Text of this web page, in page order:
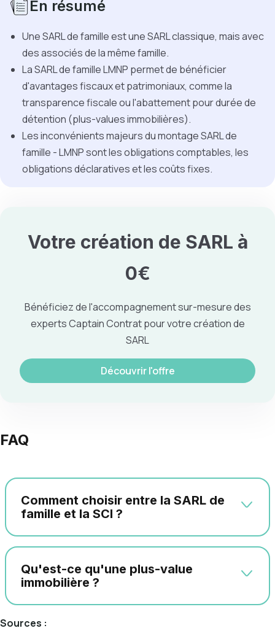
En résumé
Une SARL de famille est une SARL classique, mais avec
des associés de la même famille.
La SARL de famille LMNP permet de bénéficier
d'avantages fiscaux et patrimoniaux, comme la
transparence fiscale ou l'abattement pour durée de
détention (plus-values immobilières).
Les inconvénients majeurs du montage SARL de
famille - LMNP sont les obligations comptables, les
obligations déclaratives et les coûts fixes.
Votre création de SARL à
0€
Bénéficiez de l'accompagnement sur-mesure des
experts Captain Contrat pour votre création de
SARL
Découvrir l'offre
FAQ
Comment choisir entre la SARL de
famille et la SCI ?
Qu'est-ce qu'une plus-value
immobilière ?
Sources :